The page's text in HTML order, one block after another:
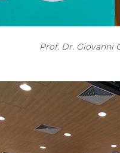
Prof. Dr. Giovanni